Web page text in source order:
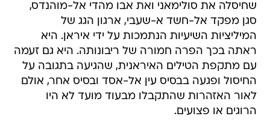
שחיסלה את סולימאני ואת אבו מהדי אל-מוהנדס,
סגן מפקד אל-חשד א-שעבי, ארגון הגג של
המיליציות השיעיות הנתמכות על ידי איראן. היא
ראתה בכך הפרה חמורה של ריבונותה. היא גם זעמה
עם מתקפת הטילים האיראנית, שהגיעה בתגובה על
החיסול ופגעה בבסיס עין אל-אסד ובסיס אחר, אולם
לאור האזהרות שהתקבלו מבעוד מועד לא היו
הרוגים או פצועים.